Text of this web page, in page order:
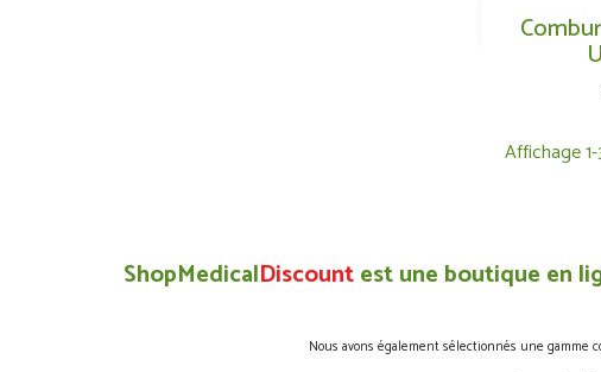

Affichage
ShopMedicalDiscountest une boutique en
Nous avons également sélectionnés une gamme